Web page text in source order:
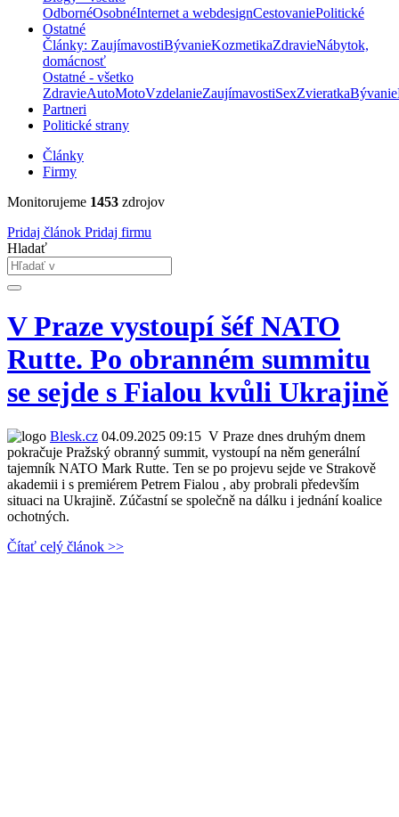
OdbornéOsobnéInternet a webdesignCestovaniePolitické
Ostatné
Články: ZaujímavostiBývanieKozmetikaZdravieNábytok,
domácnosť
Ostatné - všetko
ZdravieAutoMotoVzdelanieZaujímavostiSexZvieratkaBývanie
Partneri
Politické strany
Články
Firmy
Monitorujeme 1453 zdrojov
Pridaj článok Pridaj firmu
Hladať
V Praze vystoupí šéf NATO
Rutte. Po obranném summitu
se sejde s Fialou kvůli Ukrajině
Blesk.cz 04.09.2025 09:15 V Praze dnes druhým dnem
pokračuje Pražský obranný summit, vystoupí na něm generální
tajemník NATO Mark Rutte. Ten se po projevu sejde ve Strakově
akademii i s premiérem Petrem Fialou , aby probrali především
situaci na Ukrajině. Zúčastní se společně na dálku i jednání koalice
ochotných.
Čítať celý článok >>